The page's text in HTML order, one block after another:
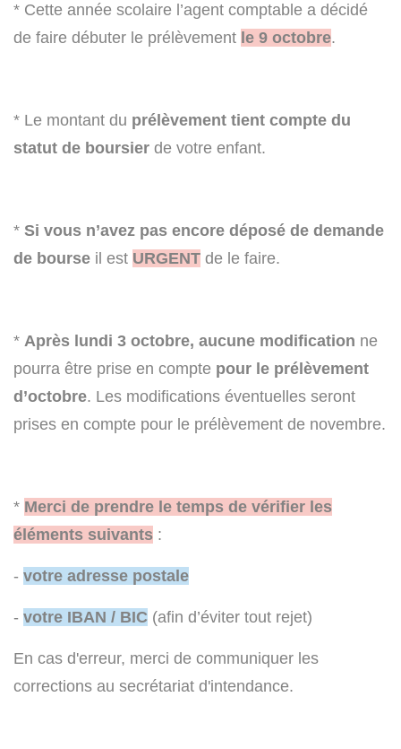
* Cette année scolaire l’agent comptable a décidé
de faire débuter le prélèvement le 9 octobre.
* Le montant du prélèvement tient compte du
statut de boursier de votre enfant.
* Si vous n’avez pas encore déposé de demande
de bourse il est URGENT de le faire.
* Après lundi 3 octobre, aucune modification ne
pourra être prise en compte pour le prélèvement
d’octobre. Les modifications éventuelles seront
prises en compte pour le prélèvement de novembre.
* Merci de prendre le temps de vérifier les
éléments suivants :
- votre adresse postale
- votre IBAN / BIC (afin d’éviter tout rejet)
En cas d'erreur, merci de communiquer les
corrections au secrétariat d'intendance.